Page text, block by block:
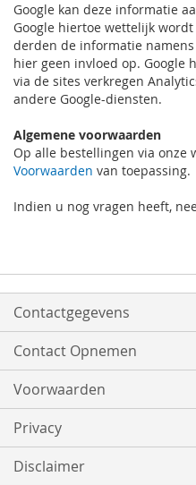
Google kan deze informatie
Google hiertoe wettelijk
derden de informatie
hier geen invloed op. Google
via de sites verkregen
andere Google-diensten.
Algemene voorwaarden
Op alle bestellingen via onze
Voorwaarden van toepassing.
Indien u nog vragen heeft,
Contactgegevens
Contact Opnemen
Voorwaarden
Privacy
Disclaimer